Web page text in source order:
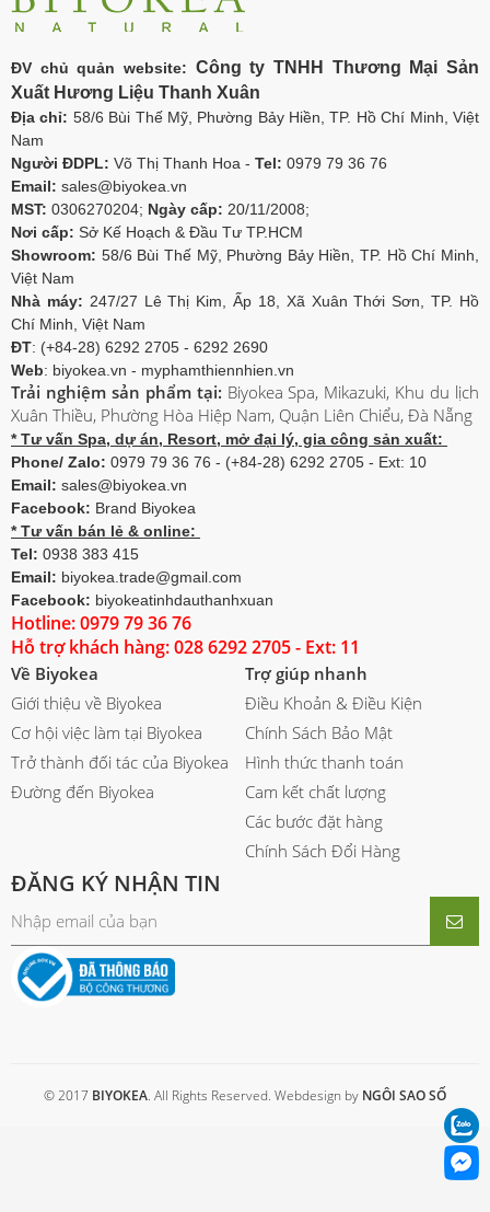
ĐV chủ quản website: Công ty TNHH Thương Mại Sản
Xuất Hương Liệu Thanh Xuân
Địa chỉ: 58/6 Bùi Thế Mỹ, Phường Bảy Hiền, TP. Hồ Chí Minh, Việt
Nam
Người ĐDPL: Võ Thị Thanh Hoa - Tel: 0979 79 36 76
Email: sales@biyokea.vn
MST: 0306270204; Ngày cấp: 20/11/2008;
Nơi cấp: Sở Kế Hoạch & Đầu Tư TP.HCM
Showroom: 58/6 Bùi Thế Mỹ, Phường Bảy Hiền, TP. Hồ Chí Minh,
Việt Nam
Nhà máy: 247/27 Lê Thị Kim, Ấp 18, Xã Xuân Thới Sơn, TP. Hồ
Chí Minh, Việt Nam
ĐT: (+84-28) 6292 2705 - 6292 2690
Web: biyokea.vn - myphamthiennhien.vn
Trải nghiệm sản phẩm tại: Biyokea Spa, Mikazuki, Khu du lịch
Xuân Thiều, Phường Hòa Hiệp Nam, Quận Liên Chiểu, Đà Nẵng
* Tư vấn Spa, dự án, Resort, mở đại lý, gia công sản xuất:
Phone/ Zalo: 0979 79 36 76 - (+84-28) 6292 2705 - Ext: 10
Email: sales@biyokea.vn
Facebook: Brand Biyokea
* Tư vấn bán lẻ & online:
Tel: 0938 383 415
Email: biyokea.trade@gmail.com
Facebook: biyokeatinhdauthanhxuan
Hotline: 0979 79 36 76
Hỗ trợ khách hàng: 028 6292 2705 - Ext: 11
Về Biyokea
Giới thiệu về Biyokea
Cơ hội việc làm tại Biyokea
Trở thành đối tác của Biyokea
Đường đến Biyokea
Trợ giúp nhanh
Điều Khoản & Điều Kiện
Chính Sách Bảo Mật
Hình thức thanh toán
Cam kết chất lượng
Các bước đặt hàng
Chính Sách Đổi Hàng
ĐĂNG KÝ NHẬN TIN
© 2017 BIYOKEA. All Rights Reserved. Webdesign by NGÔI SAO SỐ